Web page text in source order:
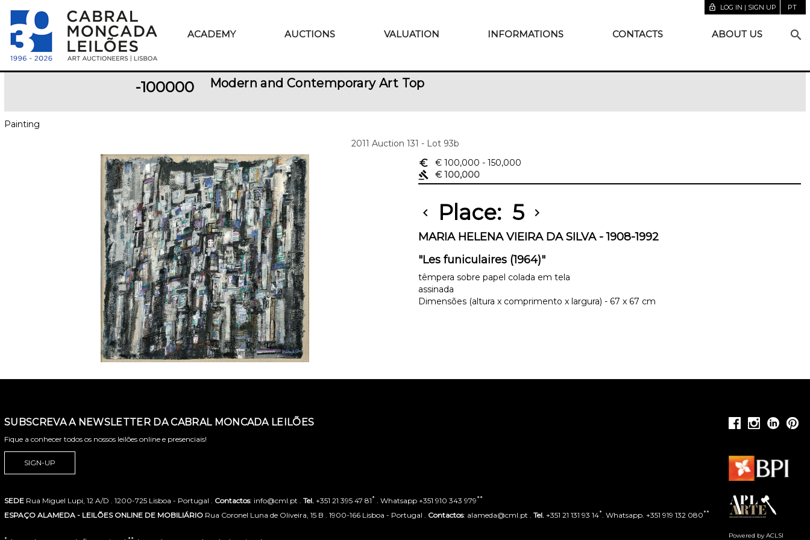
lock_open LOG IN | SIGN UP PT
ACADEMY AUCTIONS VALUATION INFORMATIONS CONTACTS ABOUT US search
-100000 Modern and Contemporary Art Top
Painting
2011 Auction 131 - Lot 93b
euro_symbol
€ 100,000 - 150,000
gavel
€ 100,000
chevron_left Place: 5 chevron_right
MARIA HELENA VIEIRA DA SILVA - 1908-1992
"Les funiculaires (1964)"
têmpera sobre papel colada em tela
assinada
Dimensões (altura x comprimento x largura) - 67 x 67 cm
SUBSCREVA A NEWSLETTER DA CABRAL MONCADA LEILÕES
Fique a conhecer todos os nossos leilões online e presenciais!
SIGN-UP
SEDE Rua Miguel Lupi, 12 A/D . 1200-725 Lisboa - Portugal . Contactos: info@cml.pt . Tel. +351 21 395 47 81* . Whatsapp +351 910 343 979**
ESPAÇO ALAMEDA - LEILÕES ONLINE DE MOBILIÁRIO Rua Coronel Luna de Oliveira, 15 B . 1900-166 Lisboa - Portugal . Contactos: alameda@cml.pt . Tel. +351 21 131 93 14*. Whatsapp. +351 919 132 080**
Powered by ACLSI